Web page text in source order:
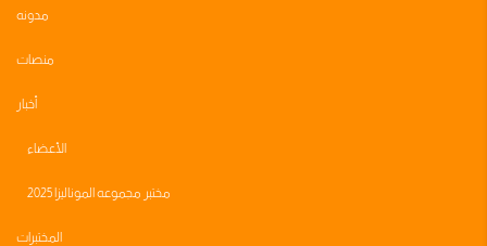
مدونه
منصات
أخبار
الأعضاء
مختبر مجموعه الموناليزا 2025
المختبرات